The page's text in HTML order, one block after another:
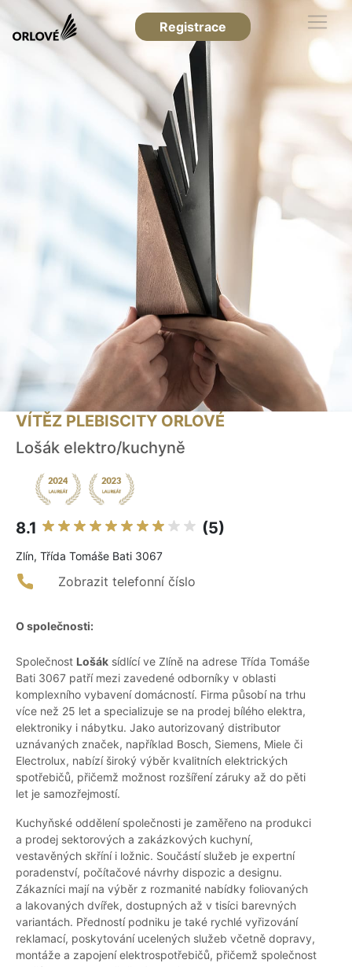
Registrace
VÍTĚZ PLEBISCITY ORLOVÉ
Lošák elektro/kuchyně
8.1 (5)
Zlín, Třída Tomáše Bati 3067
Zobrazit telefonní číslo
O společnosti:
Společnost Lošák sídlící ve Zlíně na adrese Třída Tomáše
Bati 3067 patří mezi zavedené odborníky v oblasti
komplexního vybavení domácností. Firma působí na trhu
více než 25 let a specializuje se na prodej bílého elektra,
elektroniky i nábytku. Jako autorizovaný distributor
uznávaných značek, například Bosch, Siemens, Miele či
Electrolux, nabízí široký výběr kvalitních elektrických
spotřebičů, přičemž možnost rozšíření záruky až do pěti
let je samozřejmostí.
Kuchyňské oddělení společnosti je zaměřeno na produkci
a prodej sektorových a zakázkových kuchyní,
vestavěných skříní i ložnic. Součástí služeb je expertní
poradenství, počítačové návrhy dispozic a designu.
Zákazníci mají na výběr z rozmanité nabídky foliovaných
a lakovaných dvířek, dostupných až v tisíci barevných
variantách. Předností podniku je také rychlé vyřizování
reklamací, poskytování ucelených služeb včetně dopravy,
montáže a zapojení elektrospotřebičů, přičemž společnost